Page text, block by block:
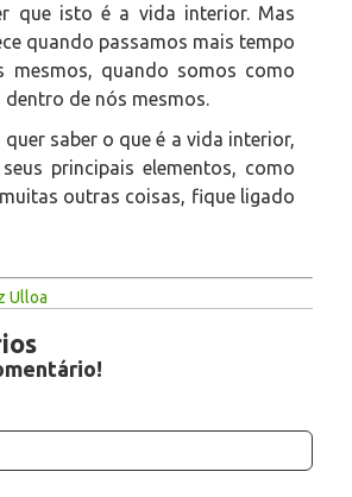
que isto é a vida interior. Mas
quando passamos mais tempo
mesmos, quando somos como
dentro de nós mesmos.
quer saber o que é a vida interior,
principais elementos, como
outras coisas, fique ligado
Ulloa